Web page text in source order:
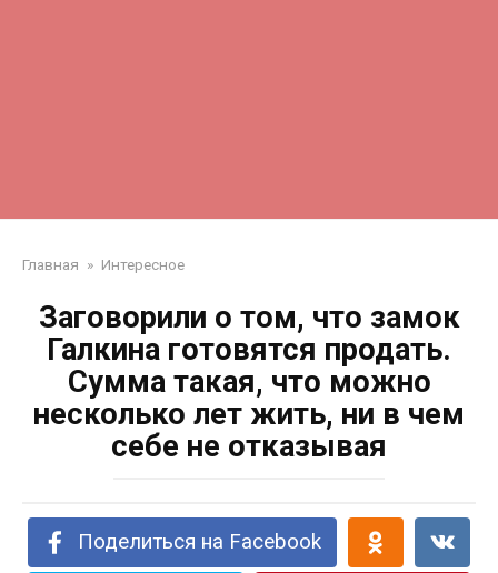
Главная » Интересное
Заговорили о том, что замок
Галкина готовятся продать.
Сумма такая, что можно
несколько лет жить, ни в чем
себе не отказывая
Поделиться на Facebook